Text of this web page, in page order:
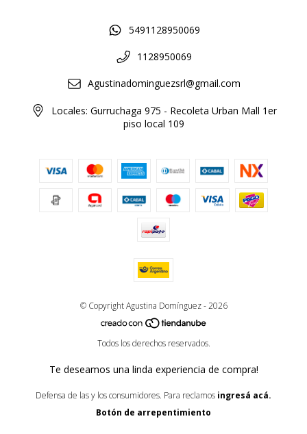
5491128950069
1128950069
Agustinadominguezsrl@gmail.com
Locales: Gurruchaga 975 - Recoleta Urban Mall 1er
piso local 109
© Copyright Agustina Domínguez - 2026
Todos los derechos reservados.
Te deseamos una linda experiencia de compra!
Defensa de las y los consumidores. Para reclamos ingresá acá.
Botón de arrepentimiento